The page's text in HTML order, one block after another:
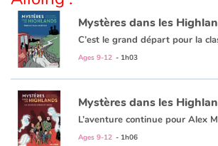
Ages 9-12 - 1h03
Ages 9-12 - 1h06